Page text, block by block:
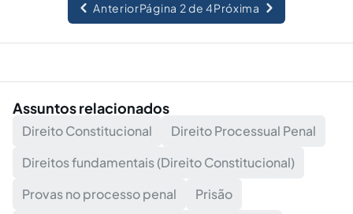
AnteriorPágina 2 de 4Próxima
Assuntos relacionados
Direito Constitucional
Direito Processual Penal
Direitos fundamentais (Direito Constitucional)
Provas no processo penal
Prisão